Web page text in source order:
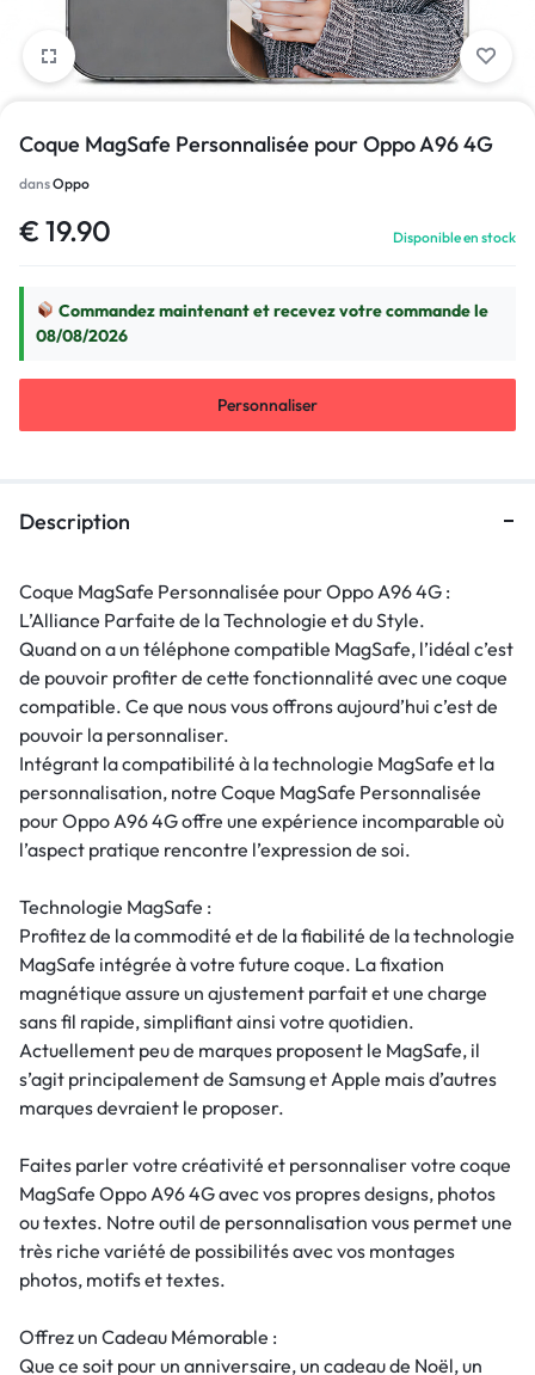
1/1
Coque MagSafe Personnalisée pour Oppo A96 4G
dansOppo
€ 19.90 Disponible en stock
Commandez maintenant et recevez votre commande le
08/08/2026
Personnaliser
Description
Coque MagSafe Personnalisée pour Oppo A96 4G :
L’Alliance Parfaite de la Technologie et du Style.
Quand on a un téléphone compatible MagSafe, l’idéal c’est
de pouvoir profiter de cette fonctionnalité avec une coque
compatible. Ce que nous vous offrons aujourd’hui c’est de
pouvoir la personnaliser.
Intégrant la compatibilité à la technologie MagSafe et la
personnalisation, notre Coque MagSafe Personnalisée
pour Oppo A96 4G offre une expérience incomparable où
l’aspect pratique rencontre l’expression de soi.
Technologie MagSafe :
Profitez de la commodité et de la fiabilité de la technologie
MagSafe intégrée à votre future coque. La fixation
magnétique assure un ajustement parfait et une charge
sans fil rapide, simplifiant ainsi votre quotidien.
Actuellement peu de marques proposent le MagSafe, il
s’agit principalement de Samsung et Apple mais d’autres
marques devraient le proposer.
Faites parler votre créativité et personnaliser votre coque
MagSafe Oppo A96 4G avec vos propres designs, photos
ou textes. Notre outil de personnalisation vous permet une
très riche variété de possibilités avec vos montages
photos, motifs et textes.
Offrez un Cadeau Mémorable :
Que ce soit pour un anniversaire, un cadeau de Noël, un